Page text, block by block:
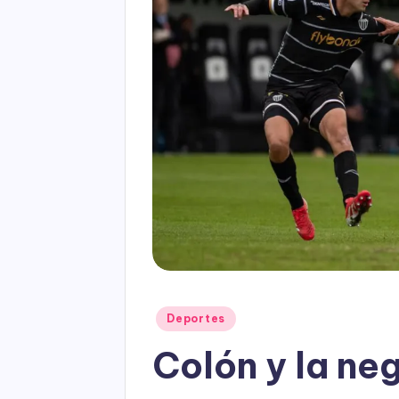
Posted
Deportes
Colón y la